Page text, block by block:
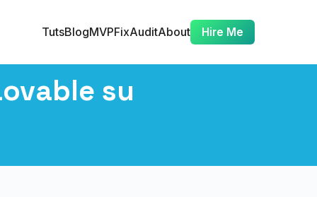
TutsBlogMVPFixAuditAbout Hire Me
su